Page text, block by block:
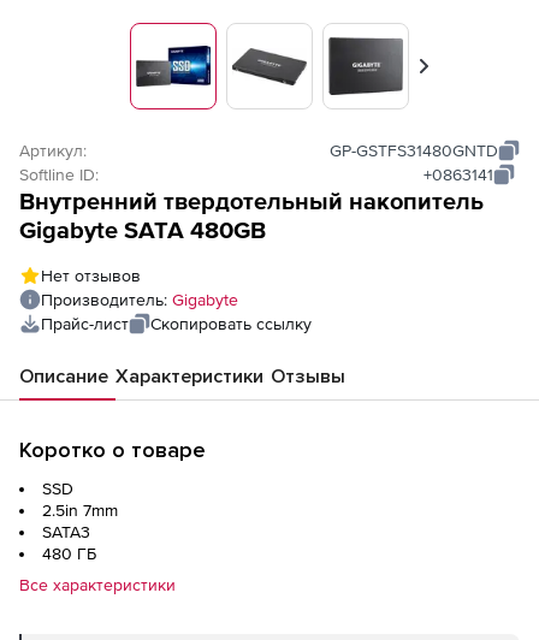
Вперед
Артикул:
GP-GSTFS31480GNTD
Softline ID:
+0863141
Внутренний твердотельный накопитель
Gigabyte SATA 480GB
Нет отзывов
Производитель: Gigabyte
Прайс-лист
Скопировать ссылку
Описание Характеристики Отзывы
Коротко о товаре
SSD
2.5in 7mm
SATA3
480 ГБ
Все характеристики